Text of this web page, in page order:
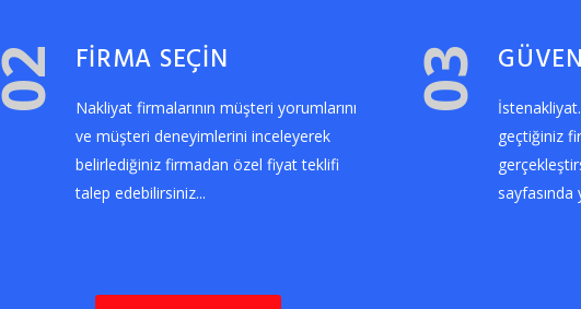
02 FİRMA SEÇİN
Nakliyat firmalarının müşteri yorumlarını
ve müşteri deneyimlerini inceleyerek
belirlediğiniz firmadan özel fiyat teklifi
talep edebilirsiniz...
03
geçtiğiniz